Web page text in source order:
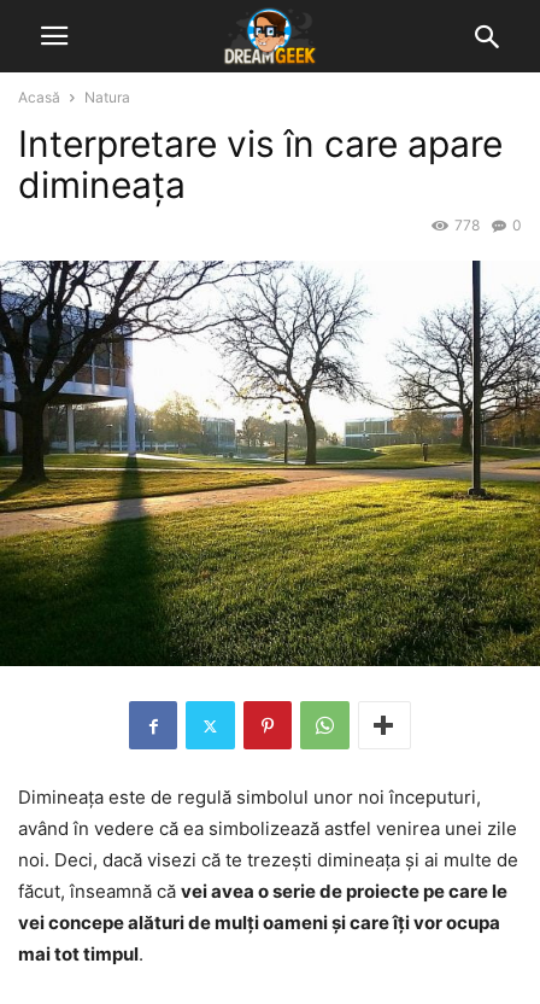
Acasă Natura
Interpretare vis în care apare
dimineața
0
778
Dimineața este de regulă simbolul unor noi începuturi,
având în vedere că ea simbolizează astfel venirea unei zile
noi. Deci, dacă visezi că te trezești dimineața și ai multe de
făcut, înseamnă că vei avea o serie de proiecte pe care le
vei concepe alături de mulți oameni și care îți vor ocupa
mai tot timpul.